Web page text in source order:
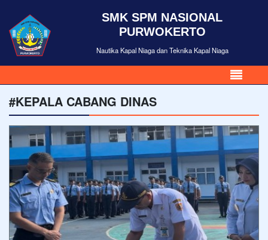
SMK SPM NASIONAL
PURWOKERTO
Nautika Kapal Niaga dan Teknika Kapal Niaga
#KEPALA CABANG DINAS